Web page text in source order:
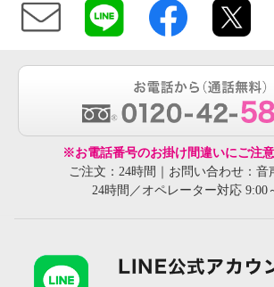
※お電話番号のお掛け間違いにご注意
ご注文：24時間｜お問い合わせ：音
24時間／オペレーター対応 9:00